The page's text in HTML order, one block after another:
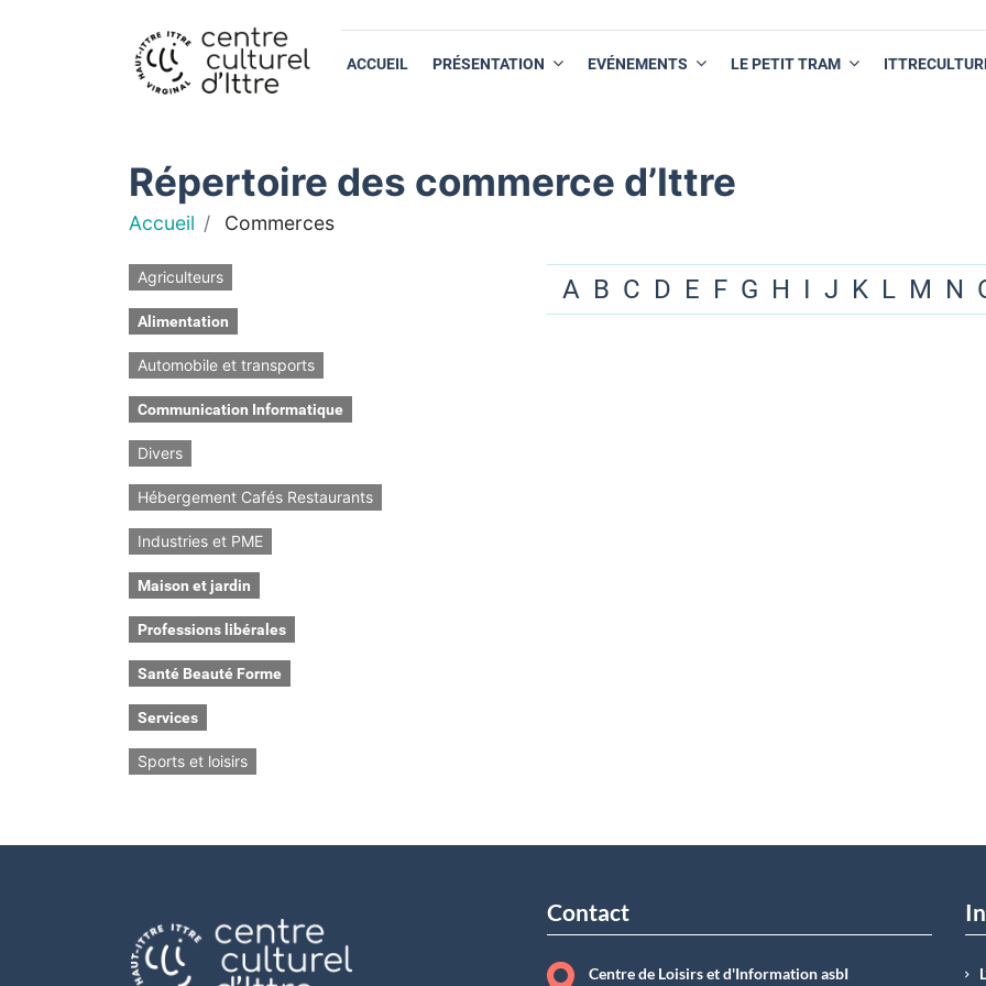
ACCUEIL PRÉSENTATION EVÉNEMENTS LE PETIT TRAM
Répertoire des commerce d’Ittre
Accueil Commerces
Agriculteurs
Alimentation
Automobile et transports
Communication Informatique
Divers
Hébergement Cafés Restaurants
Industries et PME
Maison et jardin
Professions libérales
Santé Beauté Forme
Services
Sports et loisirs
A B C D E F G H I J K L M N
Contact
Centre de Loisirs et d'Information asbI